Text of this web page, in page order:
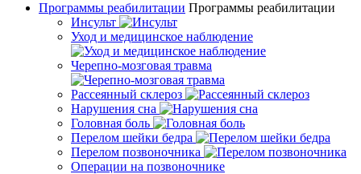
Программы реабилитации Программы реабилитации
Инсульт
Уход и медицинское наблюдение
Черепно-мозговая травма
Рассеянный склероз
Нарушения сна
Головная боль
Перелом шейки бедра
Перелом позвоночника
Операции на позвоночнике